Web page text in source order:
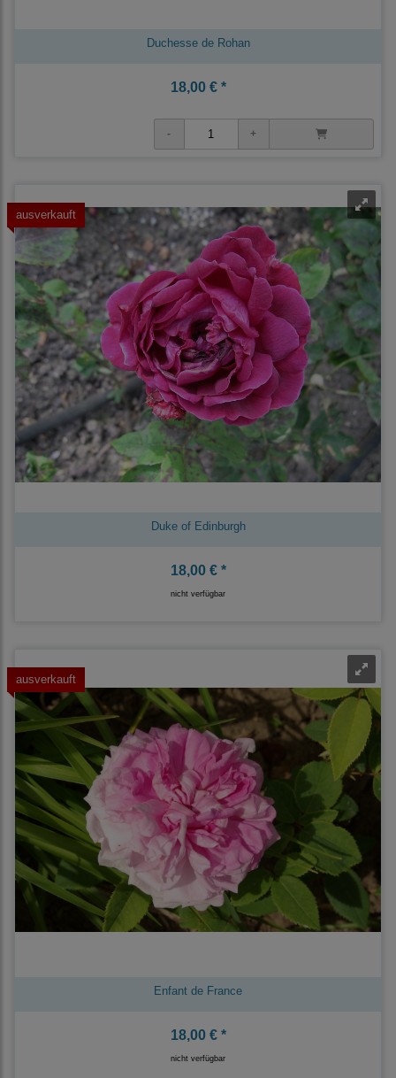
Duchesse de Rohan
18,00 € *
ausverkauft
Duke of Edinburgh
18,00 € *
nicht verfügbar
ausverkauft
Enfant de France
18,00 € *
nicht verfügbar